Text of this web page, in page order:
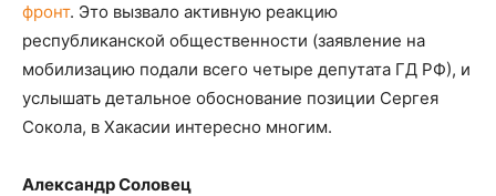
фронт. Это вызвало активную реакцию
республиканской общественности (заявление на
мобилизацию подали всего четыре депутата ГД РФ), и
услышать детальное обоснование позиции Сергея
Сокола, в Хакасии интересно многим.
Александр Соловец